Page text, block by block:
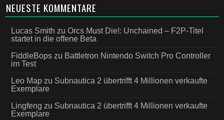
NEUESTE KOMMENTARE
Lucas Smith zu Orcs Must Die!: Unchained – F2P-Titel
startet in die offene Beta
FiddleBops zu Battletron Nintendo Switch Pro Controller
im Test
Leo Map zu Subnautica 2 übertrifft 4 Millionen verkaufte
Exemplare
Lingfeng zu Subnautica 2 übertrifft 4 Millionen verkaufte
Exemplare